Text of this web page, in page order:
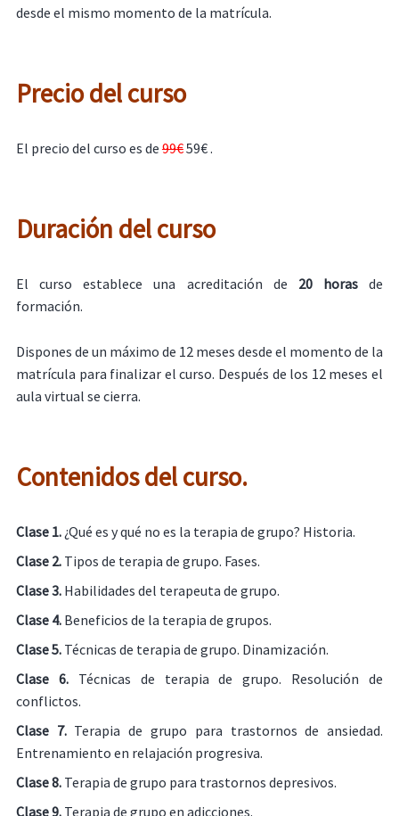
desde el mismo momento de la matrícula.
Precio del curso
El precio del curso es de 99€59€ .
Duración del curso
El curso establece una acreditación de 20 horasde
formación.
Dispones de un máximo de 12 meses desde el momento de la
matrícula para finalizar el curso. Después de los 12 meses el
aula virtual se cierra.
Contenidos del curso.
Clase 1. ¿Qué es y qué no es la terapia de grupo? Historia.
Clase 2. Tipos de terapia de grupo. Fases.
Clase 3. Habilidades del terapeuta de grupo.
Clase 4.Beneficios de la terapia de grupos.
Clase 5.Técnicas de terapia de grupo. Dinamización.
Clase 6. Técnicas de terapia de grupo. Resolución de
conflictos.
Clase 7. Terapia de grupo para trastornos de ansiedad.
Entrenamiento en relajación progresiva.
Clase 8. Terapia de grupo para trastornos depresivos.
Clase 9. Terapia de grupo en adicciones.